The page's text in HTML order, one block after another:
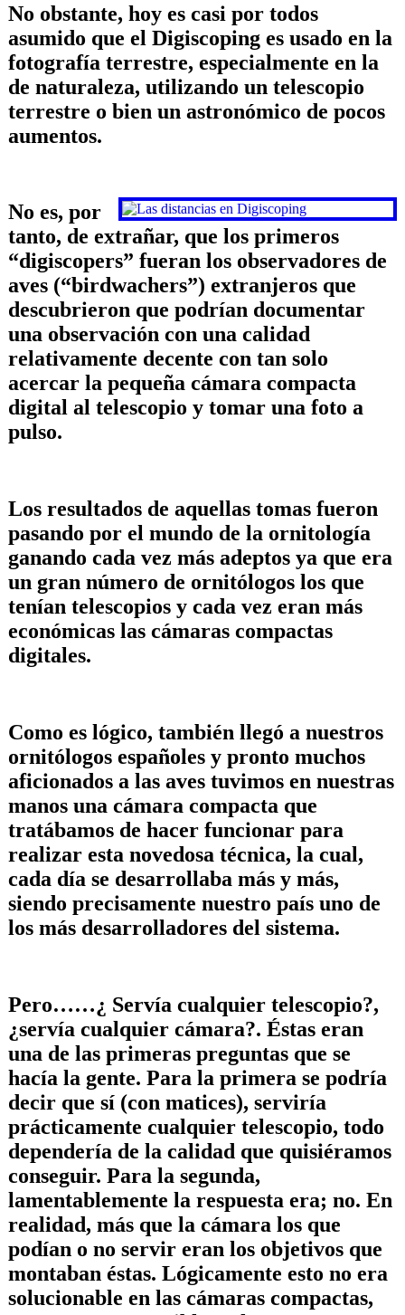
No obstante, hoy es casi por todos
asumido que el Digiscoping es usado en la
fotografía terrestre, especialmente en la
de naturaleza, utilizando un telescopio
terrestre o bien un astronómico de pocos
aumentos.
No es, por
tanto, de extrañar, que los primeros
“digiscopers” fueran los observadores de
aves (“birdwachers”) extranjeros que
descubrieron que podrían documentar
una observación con una calidad
relativamente decente con tan solo
acercar la pequeña cámara compacta
digital al telescopio y tomar una foto a
pulso.
Los resultados de aquellas tomas fueron
pasando por el mundo de la ornitología
ganando cada vez más adeptos ya que era
un gran número de ornitólogos los que
tenían telescopios y cada vez eran más
económicas las cámaras compactas
digitales.
Como es lógico, también llegó a nuestros
ornitólogos españoles y pronto muchos
aficionados a las aves tuvimos en nuestras
manos una cámara compacta que
tratábamos de hacer funcionar para
realizar esta novedosa técnica, la cual,
cada día se desarrollaba más y más,
siendo precisamente nuestro país uno de
los más desarrolladores del sistema.
Pero……¿ Servía cualquier telescopio?,
¿servía cualquier cámara?. Éstas eran
una de las primeras preguntas que se
hacía la gente. Para la primera se podría
decir que sí (con matices), serviría
prácticamente cualquier telescopio, todo
dependería de la calidad que quisiéramos
conseguir. Para la segunda,
lamentablemente la respuesta era; no. En
realidad, más que la cámara los que
podían o no servir eran los objetivos que
montaban éstas. Lógicamente esto no era
solucionable en las cámaras compactas,